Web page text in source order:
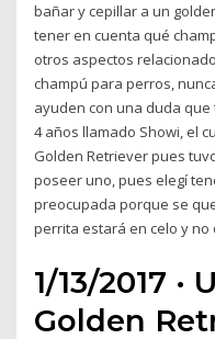
bañar y cepillar a un
tener en cuenta qué
otros aspectos
champú para perros,
ayuden con una duda
4 años llamado Showi, el
Golden Retriever pues
poseer uno, pues elegí
preocupada porque se
perrita estará en celo y no
1/13/2017 ·
Golden